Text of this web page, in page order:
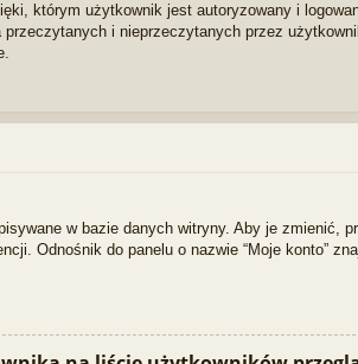
którym użytkownik jest autoryzowany i
i nieprzeczytanych przez
w bazie danych witryny. Aby je zmienić,
Odnośnik do panelu o nazwie “Moje konto”